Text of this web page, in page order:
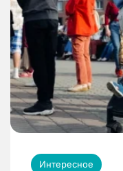
Интересное